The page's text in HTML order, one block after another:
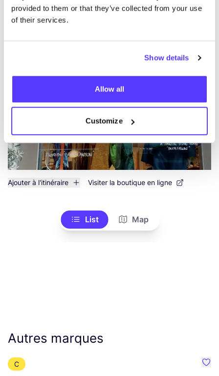
provided to them or that they’ve collected from your use
of their services.
Show details
Allow all
Customize
Voir tous les 1 magasins
Wattitude
Ajouter à l'itinéraire Visiter la boutique en ligne
List Map
Autres marques
C